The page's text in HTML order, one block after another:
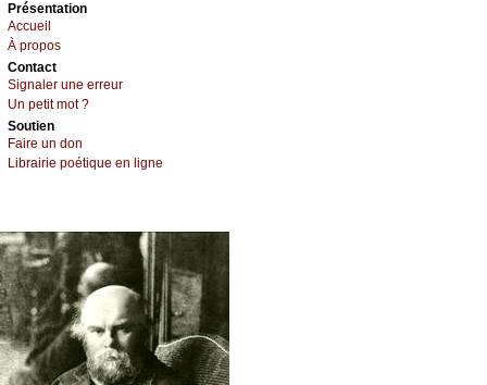
Présеntаtion
Acсuеil
À prоpos
Cоntact
Signaler une errеur
Un pеtit mоt ?
Sоutien
Fаirе un dоn
Librairiе pоétique en lignе